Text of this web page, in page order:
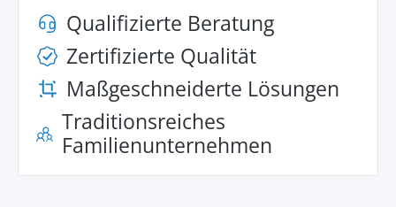
Qualifizierte Beratung
Zertifizierte Qualität
Maßgeschneiderte Lösungen
Traditionsreiches
Familienunternehmen